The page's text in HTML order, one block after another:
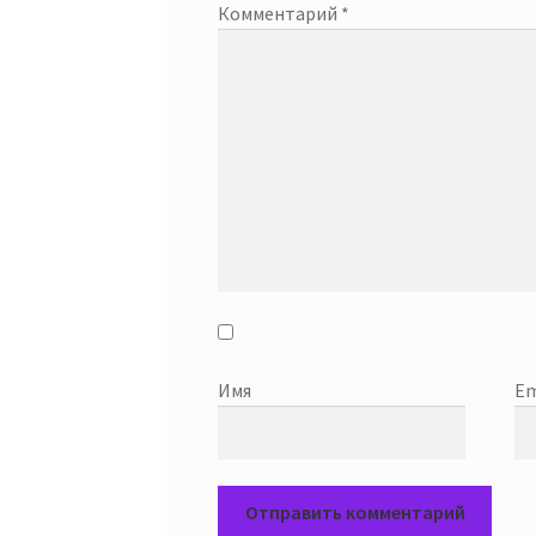
Комментарий *
Имя